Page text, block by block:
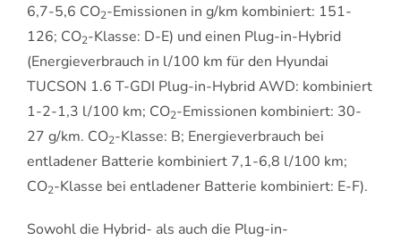
6,7-5,6 CO2-Emissionen in g/km kombiniert: 151-
126; CO2-Klasse: D-E) und einen Plug-in-Hybrid
(Energieverbrauch in l/100 km für den Hyundai
TUCSON 1.6 T-GDI Plug-in-Hybrid AWD: kombiniert
1-2-1,3 l/100 km; CO2-Emissionen kombiniert: 30-
27 g/km. CO2-Klasse: B; Energieverbrauch bei
entladener Batterie kombiniert 7,1-6,8 l/100 km;
CO2-Klasse bei entladener Batterie kombiniert: E-F).
Sowohl die Hybrid- als auch die Plug-in-